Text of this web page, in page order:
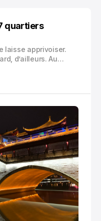
quartiers
laisse apprivoiser.
d’ailleurs. Au